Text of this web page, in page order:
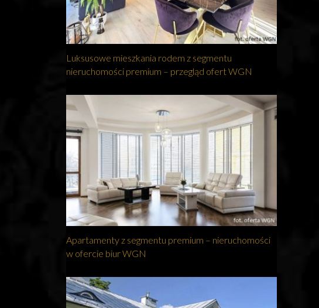
Luksusowe mieszkania rodem z segmentu
nieruchomości premium – przegląd ofert WGN
Apartamenty z segmentu premium – nieruchomości
w ofercie biur WGN